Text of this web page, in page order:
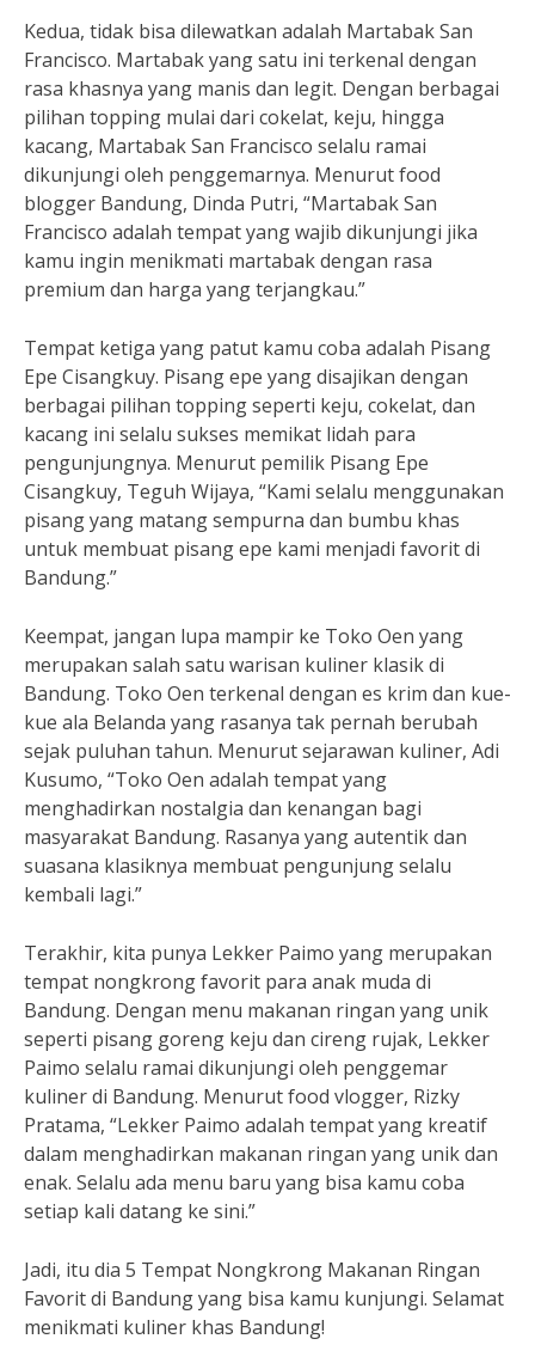
Kedua, tidak bisa dilewatkan adalah Martabak San
Francisco. Martabak yang satu ini terkenal dengan
rasa khasnya yang manis dan legit. Dengan berbagai
pilihan topping mulai dari cokelat, keju, hingga
kacang, Martabak San Francisco selalu ramai
dikunjungi oleh penggemarnya. Menurut food
blogger Bandung, Dinda Putri, “Martabak San
Francisco adalah tempat yang wajib dikunjungi jika
kamu ingin menikmati martabak dengan rasa
premium dan harga yang terjangkau.”
Tempat ketiga yang patut kamu coba adalah Pisang
Epe Cisangkuy. Pisang epe yang disajikan dengan
berbagai pilihan topping seperti keju, cokelat, dan
kacang ini selalu sukses memikat lidah para
pengunjungnya. Menurut pemilik Pisang Epe
Cisangkuy, Teguh Wijaya, “Kami selalu menggunakan
pisang yang matang sempurna dan bumbu khas
untuk membuat pisang epe kami menjadi favorit di
Bandung.”
Keempat, jangan lupa mampir ke Toko Oen yang
merupakan salah satu warisan kuliner klasik di
Bandung. Toko Oen terkenal dengan es krim dan kue-
kue ala Belanda yang rasanya tak pernah berubah
sejak puluhan tahun. Menurut sejarawan kuliner, Adi
Kusumo, “Toko Oen adalah tempat yang
menghadirkan nostalgia dan kenangan bagi
masyarakat Bandung. Rasanya yang autentik dan
suasana klasiknya membuat pengunjung selalu
kembali lagi.”
Terakhir, kita punya Lekker Paimo yang merupakan
tempat nongkrong favorit para anak muda di
Bandung. Dengan menu makanan ringan yang unik
seperti pisang goreng keju dan cireng rujak, Lekker
Paimo selalu ramai dikunjungi oleh penggemar
kuliner di Bandung. Menurut food vlogger, Rizky
Pratama, “Lekker Paimo adalah tempat yang kreatif
dalam menghadirkan makanan ringan yang unik dan
enak. Selalu ada menu baru yang bisa kamu coba
setiap kali datang ke sini.”
Jadi, itu dia 5 Tempat Nongkrong Makanan Ringan
Favorit di Bandung yang bisa kamu kunjungi. Selamat
menikmati kuliner khas Bandung!